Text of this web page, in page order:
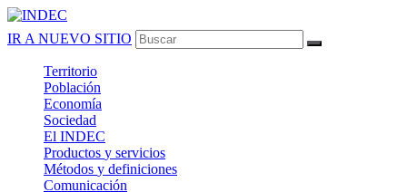
IR A NUEVO SITIO
Territorio
Población
Economía
Sociedad
El INDEC
Productos y servicios
Métodos y definiciones
Comunicación